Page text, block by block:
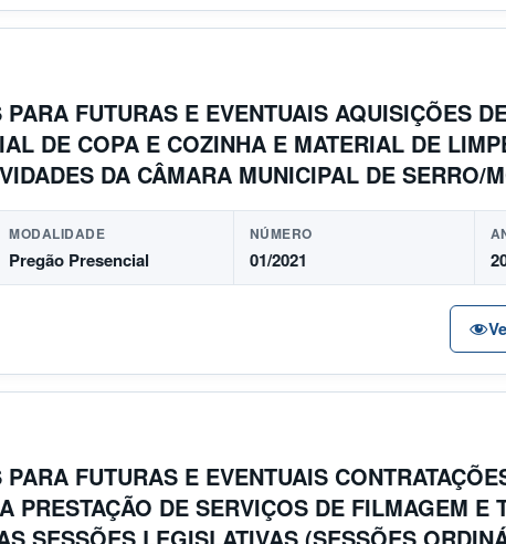
FUTURAS E EVENTUAIS AQUISIÇÕES
DE COPA E COZINHA E MATERIAL DE
DA CÂMARA MUNICIPAL DE SERRO/
MODALIDADE
Pregão Presencial
NÚMERO
01/2021
FUTURAS E EVENTUAIS
PRESTAÇÃO DE SERVIÇOS DE FILMAGEM E
SESSÕES LEGISLATIVAS (SESSÕES